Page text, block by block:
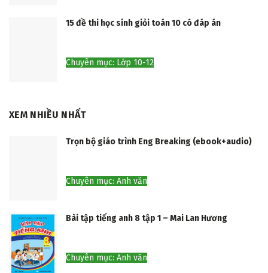
15 đề thi học sinh giỏi toán 10 có đáp án
Chuyên mục: Lớp 10-12
XEM NHIỀU NHẤT
Trọn bộ giáo trình Eng Breaking (ebook+audio)
Chuyên mục: Anh văn
Bài tập tiếng anh 8 tập 1 – Mai Lan Hương
Chuyên mục: Anh văn